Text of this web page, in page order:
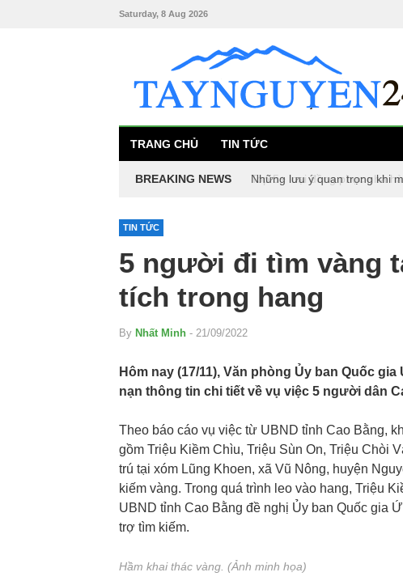
Saturday, 8 Aug 2026
TRANG CHỦ TIN TỨC
BREAKING NEWS Những lưu ý quan trọng khi
Top 5+ loại đồng phục nhà
TIN TỨC
5 người đi tìm vàng
tích trong hang
By Nhất Minh - 21/09/2022
Hôm nay (17/11), Văn phòng Ủy ban Quốc
nạn thông tin chi tiết về vụ việc 5 người dân
Theo báo cáo vụ việc từ UBND tỉnh Cao Bằng,
gồm Triệu Kiềm Chìu, Triệu Sùn On, Triệu Chòi
trú tại xóm Lũng Khoen, xã Vũ Nông, huyện
kiếm vàng. Trong quá trình leo vào hang, Triệu
UBND tỉnh Cao Bằng đề nghị Ủy ban Quốc gia
trợ tìm kiếm.
Hầm khai thác vàng. (Ảnh minh họa)